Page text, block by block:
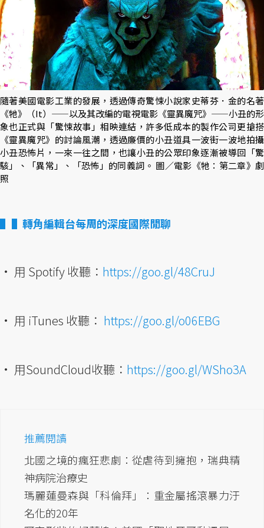
隨著美國電影工業的發展，透過傳奇驚悚小說家史蒂芬．金的名著
《牠》（It）——以及其改編的電視電影《靈異魔咒》——小丑的形
象也正式與「驚悚故事」相映連結，許多低成本的製作公司更搶搭
《靈異魔咒》的討論風潮，透過廉價的小丑道具一波街一波地拍攝
小丑恐怖片，一來一往之間，也讓小丑的公眾印象逐漸被導回「驚
駭」、「異常」、「恐怖」的同義詞。 圖／電影《牠：第二章》劇
照
▌轉角編輯台每周的深度國際閒聊
• 用 Spotify 收聽： https://goo.gl/48CruJ
• 用 iTunes 收聽： https://goo.gl/o06EBG
• 用SoundCloud收聽： https://goo.gl/WSho3A
推薦閱讀
北國之境的瘋狂悲劇：從虐待到擁抱，瑞典精
神病院治療史
瑪麗蓮曼森與「科倫拜」：重金屬搖滾暴力汙
名化的20年